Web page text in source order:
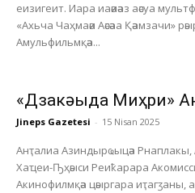
еизигеит. Иара иаәиәаз аәсуа
«Ахьча Чаҳмаәи Аәсәаа Қәамзачи»
Амульфильмқәа...
«Дзакәыда Миҳри»
Jineps Gazetesi - 15 Nisan 2025
Анҭалиа Азиндырҩыцәа Рнаплакы,
Хаҵеи-Ҧҳәыси Реиҟарара
Акинофилмқәа цәыргара